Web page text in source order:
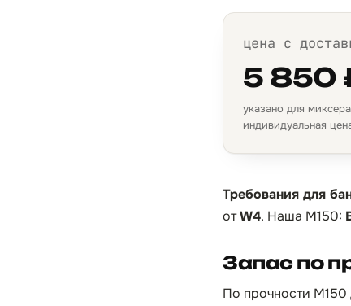
цена с
5 850
указано для
индивидуальная
Требования для
отW4. Наша М150:
Запас по
По прочности М150